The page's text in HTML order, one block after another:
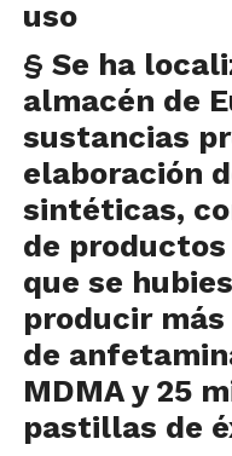
uso
§ Se ha
almacén de
sustancias
elaboración
sintéticas,
de
que se
producir
de
MDMA y 25
pastillas de